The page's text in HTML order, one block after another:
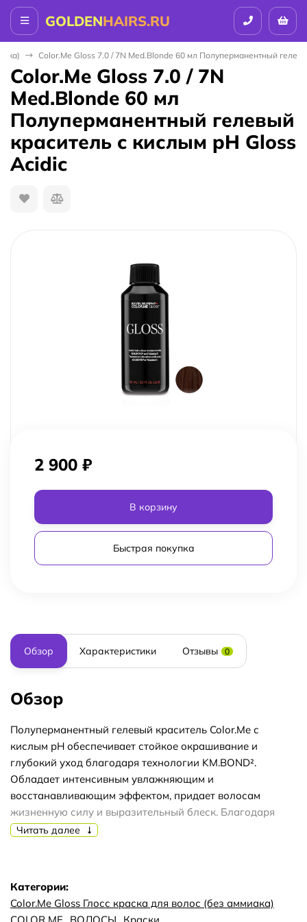
GOLDENHAIRS.RU
Color.Me Gloss 7.0 / 7N Med.Blonde 60 мл Полуперманентный
Color.Me Gloss 7.0 / 7N
Med.Blonde 60 мл
Полуперманентный гелевый
краситель c кислым pH Gloss
Acidic
2 900 ₽
В корзину
Быстрая покупка
Обзор Характеристики Отзывы 0
Обзор
Полуперманентный гелевый краситель Color.Me с
кислым pH обеспечивает стойкое окрашивание и
глубокий уход благодаря технологии KM.BOND².
Обладает интенсивным увлажняющим и
восстанавливающим эффектом, придает волосам
жизненную силу и выразительный блеск. Благодаря
широкой палитре оттенков и разнообразным техникам
так и на влажные волосы.
1. Для пастелизации смешайте Clear с оттенком Color.Me
Читать далее
Категории:
Color.Me Gloss Глосс краска для волос (без аммиака)